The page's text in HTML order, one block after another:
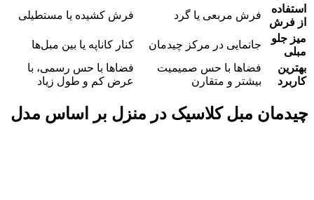
استفاده
از فرش
فرش مربعی یا گرد
فرش کشیده یا مستطیلی
میز جلو
مبلی
جانمایی در مرکز چیدمان
کنار کاناپه یا بین مبل‌ها
بهترین
کاربرد
فضاها با حس صمیمیت
بیشتر و متقارن
فضاها با حس رسمی، با
عرض کم و طول زیاد
چیدمان مبل کلاسیک در منزل بر اساس مدل